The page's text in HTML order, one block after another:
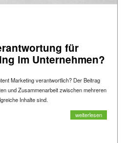
für
im Unternehmen?
Marketing verantwortlich? Der Beitrag
und Zusammenarbeit zwischen mehreren
Inhalte sind.
Wer trägt die
weiterlesen
" "
dem Schlagwort "